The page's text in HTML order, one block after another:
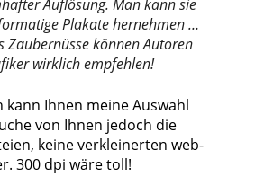
Auflösung. Man kann sie
Plakate hernehmen …
Zaubernüsse können Autoren
wirklich empfehlen!
kann Ihnen meine Auswahl
von Ihnen jedoch die
keine verkleinerten web-
300 dpi wäre toll!